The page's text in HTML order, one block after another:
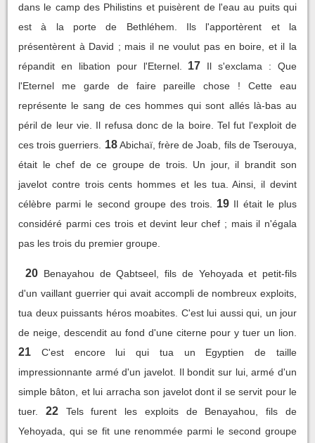
dans le camp des Philistins et puisèrent de l'eau au puits qui
est à la porte de Bethléhem. Ils l'apportèrent et la
présentèrent à David ; mais il ne voulut pas en boire, et il la
répandit en libation pour l'Eternel.
17
Il s'exclama : Que
l'Eternel me garde de faire pareille chose ! Cette eau
représente le sang de ces hommes qui sont allés là-bas au
péril de leur vie. Il refusa donc de la boire. Tel fut l'exploit de
ces trois guerriers.
18 Abichaï, frère de Joab, fils de Tserouya,
était le chef de ce groupe de trois. Un jour, il brandit son
javelot contre trois cents hommes et les tua. Ainsi, il devint
célèbre parmi le second groupe des trois.
19 Il était le plus
considéré parmi ces trois et devint leur chef ; mais il n'égala
pas les trois du premier groupe.
20 Benayahou de Qabtseel, fils de Yehoyada et petit-fils
d'un vaillant guerrier qui avait accompli de nombreux exploits,
tua deux puissants héros moabites. C'est lui aussi qui, un jour
de neige, descendit au fond d'une citerne pour y tuer un lion.
21
C'est encore lui qui tua un Egyptien de taille
impressionnante armé d'un javelot. Il bondit sur lui, armé d'un
simple bâton, et lui arracha son javelot dont il se servit pour le
tuer.
22
Tels furent les exploits de Benayahou, fils de
Yehoyada, qui se fit une renommée parmi le second groupe